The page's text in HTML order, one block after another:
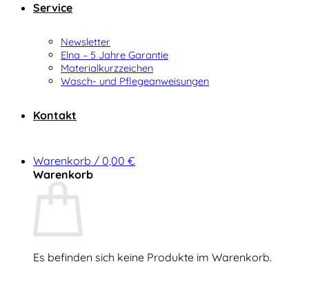
Service
Newsletter
Elna – 5 Jahre Garantie
Materialkurzzeichen
Wasch- und Pflegeanweisungen
Kontakt
Warenkorb / 0,00 €
Warenkorb
Es befinden sich keine Produkte im Warenkorb.